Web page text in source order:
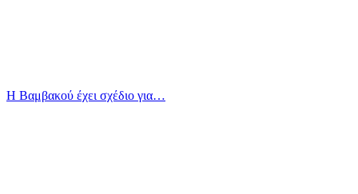
Η Βαμβακού έχει σχέδιο για…